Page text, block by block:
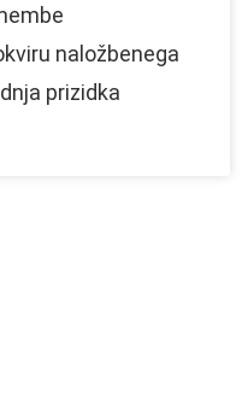
naložbenega
prizidka